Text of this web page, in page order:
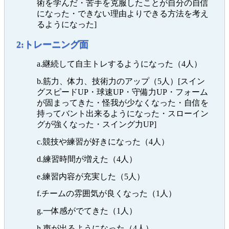
術を学んだ・苦手を克服したことが自分の自信
になった・できない理由よりできる方法を考え
るようになった]
2:トレーニング面
a.継続して自主トレするようになった（4人）
b.筋力、体力、技術力のアップ（5人）[スイン
グスピードUP・球速UP・守備力UP・フォーム
が固まってきた・怪我が少なくなった・自信を
持ってバント出来るようになった・スローイン
グが強くなった・スイング力UP]
c.競技や練習が好きになった（4人）
d.練習時間が増えた（4人）
e.練習内容が充実した（5人）
f.チームの雰囲気が良くなった（1人）
g.一体感がでてきた（1人）